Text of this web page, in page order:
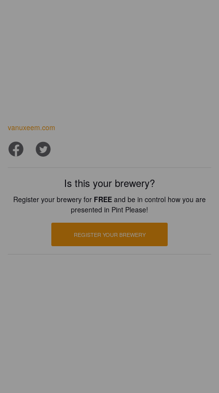
vanuxeem.com
Is this your brewery?
Register your brewery for FREE and be in control how you are
presented in Pint Please!
REGISTER YOUR BREWERY